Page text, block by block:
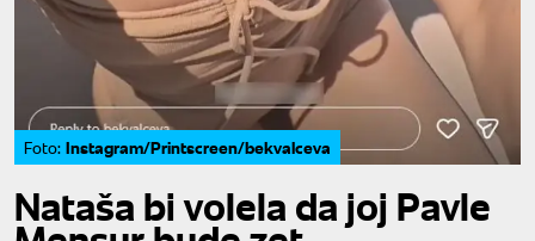
Foto: Instagram/Printscreen/bekvalceva
Nataša bi volela da joj Pavle